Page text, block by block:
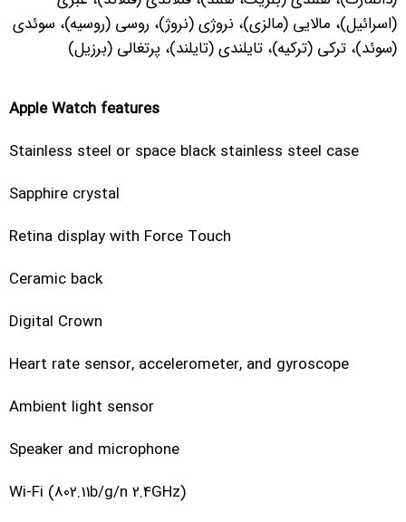
(اسرائیل)، مالایی (مالزی)، نروژی (نروژ)، روسی (روسیه)، سوئدی
(سوئد)، ترکی (ترکیه)، تایلندی (تایلند)، پرتغالی (برزیل)
Apple Watch features
Stainless steel or space black stainless steel case
Sapphire crystal
Retina display with Force Touch
Ceramic back
Digital Crown
Heart rate sensor, accelerometer, and gyroscope
Ambient light sensor
Speaker and microphone
Wi-Fi (802.11b/g/n 2.4GHz)